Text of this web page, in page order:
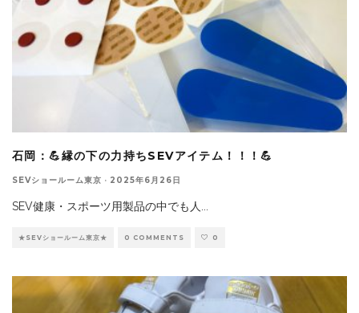
石岡：💪縁の下の力持ちSEVアイテム！！！💪
SEVショールーム東京 · 2025年6月26日
SEV健康・スポーツ用製品の中でも人
★SEVショールーム東京★ 0 COMMENTS 0